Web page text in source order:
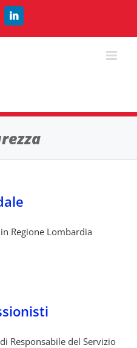
LinkedIn
Regione Lombardia
Responsabile del Servizio